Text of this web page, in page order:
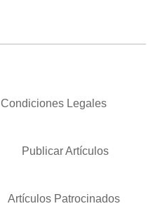
Condiciones Legales
Publicar Artículos
Artículos Patrocinados